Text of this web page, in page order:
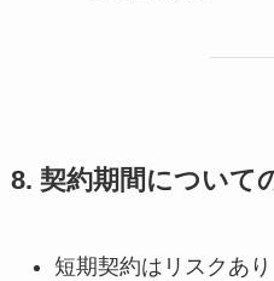
8. 契約期間について
短期契約はリスクあり